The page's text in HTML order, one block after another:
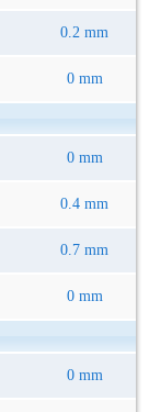
0.2 mm
0 mm
0 mm
0.4 mm
0.7 mm
0 mm
0 mm